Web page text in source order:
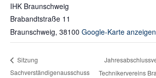
IHK Braunschweig
Brabandtstraße 11
Braunschweig, 38100 Google-Karte anzeigen
Sitzung
Sachverständigenausschuss
Technikervereins